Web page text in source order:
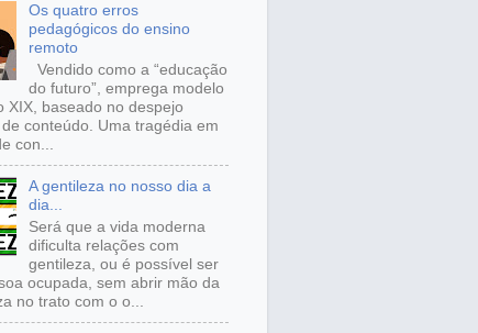
Os quatro erros
pedagógicos do ensino
remoto
Vendido como a “educação
do futuro”, emprega modelo
XIX, baseado no despejo
conteúdo. Uma tragédia em
con...
A gentileza no nosso dia a
dia...
Será que a vida moderna
dificulta relações com
gentileza, ou é possível ser
ocupada, sem abrir mão da
no trato com o o...